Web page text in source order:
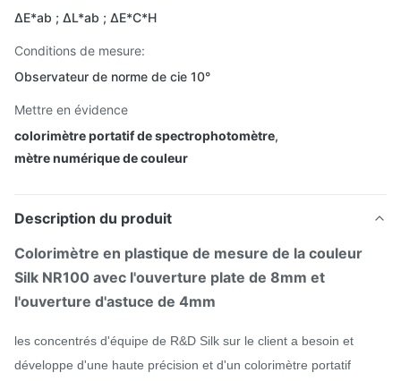
ΔE*ab ; ΔL*ab ; ΔE*C*H
Conditions de mesure:
Observateur de norme de cie 10°
Mettre en évidence
colorimètre portatif de spectrophotomètre,
mètre numérique de couleur
Description du produit
Colorimètre en plastique de mesure de la couleur
Silk NR100 avec l'ouverture plate de 8mm et
l'ouverture d'astuce de 4mm
les concentrés d'équipe de R&D Silk sur le client a besoin et
développe d'une haute précision et d'un colorimètre portatif